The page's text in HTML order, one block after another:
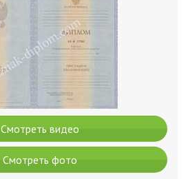
Смотреть видео
Смотреть фото